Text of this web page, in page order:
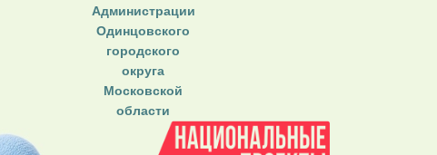
Администрации
Одинцовского
городского
округа
Московской
области